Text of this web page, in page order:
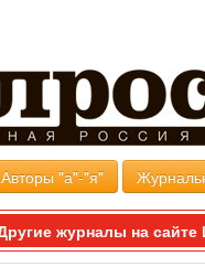
Авторы "а"-"я"
журналы на